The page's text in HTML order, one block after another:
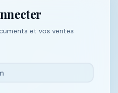
et vos ventes